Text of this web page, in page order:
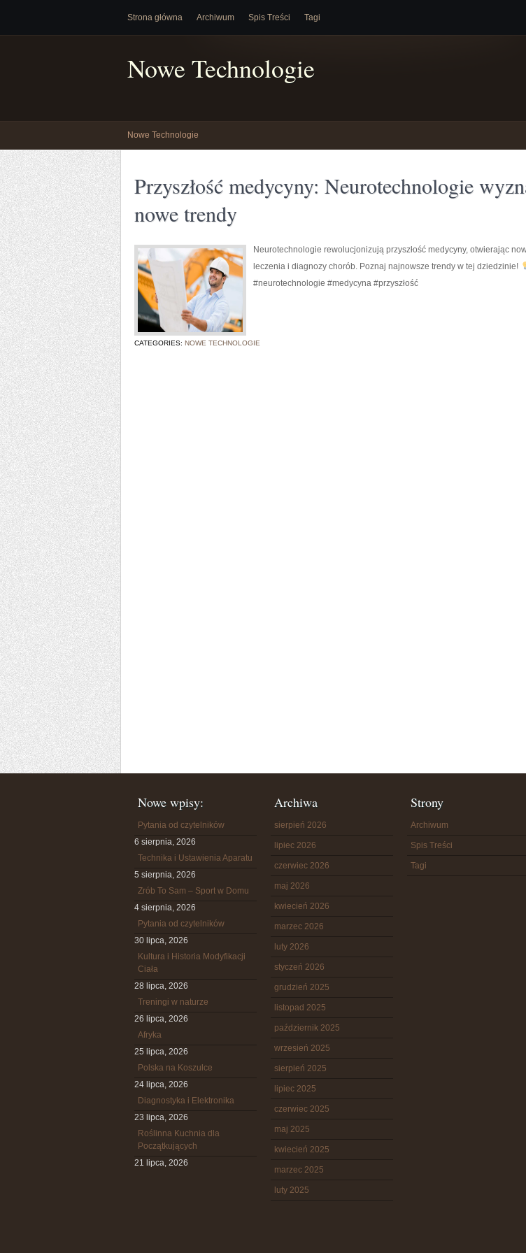
Strona główna Archiwum Spis Treści Tagi
Nowe Technologie
Nowe Technologie
Przyszłość medycyny: Neurotechnologie
nowe trendy
Neurotechnologie rewolucjonizują przyszłość medycyny, otwierając
leczenia i diagnozy chorób. Poznaj najnowsze trendy w tej dziedzinie!
#neurotechnologie #medycyna #przyszłość
CATEGORIES: NOWE TECHNOLOGIE
Nowe wpisy:
Pytania od czytelników
6 sierpnia, 2026
Technika i Ustawienia Aparatu
5 sierpnia, 2026
Zrób To Sam – Sport w Domu
4 sierpnia, 2026
Pytania od czytelników
30 lipca, 2026
Kultura i Historia Modyfikacji
Ciała
28 lipca, 2026
Treningi w naturze
26 lipca, 2026
Afryka
25 lipca, 2026
Polska na Koszulce
24 lipca, 2026
Diagnostyka i Elektronika
23 lipca, 2026
Roślinna Kuchnia dla
Początkujących
21 lipca, 2026
Archiwa
sierpień 2026
lipiec 2026
czerwiec 2026
maj 2026
kwiecień 2026
marzec 2026
luty 2026
styczeń 2026
grudzień 2025
listopad 2025
październik 2025
wrzesień 2025
sierpień 2025
lipiec 2025
czerwiec 2025
maj 2025
kwiecień 2025
marzec 2025
luty 2025
Strony
Archiwum
Spis Treści
Tagi